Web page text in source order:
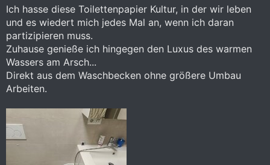
Ich hasse diese Toilettenpapier Kultur, in der wir leben
und es wiedert mich jedes Mal an, wenn ich daran
partizipieren muss.
Zuhause genieße ich hingegen den Luxus des warmen
Wassers am Arsch...
Direkt aus dem Waschbecken ohne größere Umbau
Arbeiten.